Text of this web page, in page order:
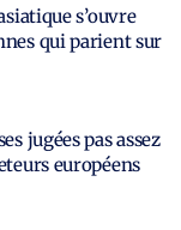
s’ouvre
qui parient sur
jugées pas assez
européens